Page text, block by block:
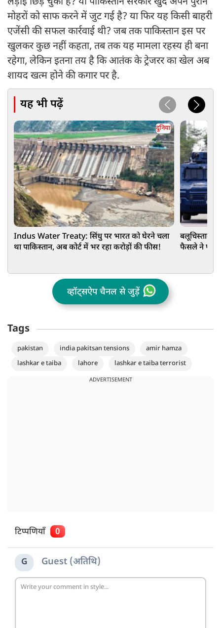
मोहरों को साफ करने में जुट गई है? या फिर यह किसी बाहरी
एजेंसी की सफल कार्रवाई थी? जब तक पाकिस्तान इस पर
खुलकर कुछ नहीं कहता, तब तक यह मामला रहस्य ही बना
रहेगा, लेकिन इतना तय है कि आतंक के ट्रेजरर का खेल अब
शायद खत्म होने की कगार पर है.
यह भी पढ़ें
दुनिया
Indus Water Treaty: सिंधु पर भारत को घेरने चला
था पाकिस्तान, अब कोर्ट में भर रहा करोड़ों की फीस!
बलूचिस्तान
फैसले ने पलट
व्हॉट्सऐप चैनल से जुड़ें
Tags
pakistan india pakitsan tensions
amir hamza
lashkar e taiba
lahore lashkar e taiba terrorist
ADVERTISEMENT
टिप्पणियाँ 0
G Guest (अतिथि)